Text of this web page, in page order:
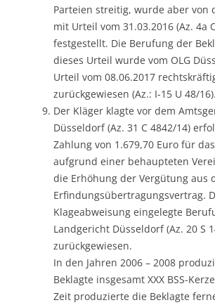
Parteien streitig, wurde aber von
mit Urteil vom 31.03.2016 (Az. 4a
festgestellt. Die Berufung der
dieses Urteil wurde vom OLG
Urteil vom 08.06.2017
zurückgewiesen (Az.: I-15 U 48/16).
Der Kläger klagte vor dem
Düsseldorf (Az. 31 C 4842/14)
Zahlung von 1.679,70 Euro für
aufgrund einer behaupteten
die Erhöhung der Vergütung aus
Erfindungsübertragungsvertrag.
Klageabweisung eingelegte
Landgericht Düsseldorf (Az. 20 S
zurückgewiesen.
In den Jahren 2006 – 2008
Beklagte insgesamt XXX BSS-
Zeit produzierte die Beklagte